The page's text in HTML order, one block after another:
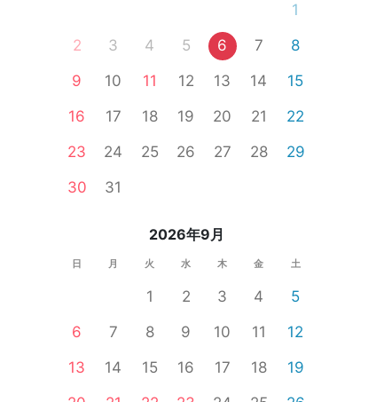
1
2
3 4 5 6 7
8
9
10 11 12 13 14
15
16
17 18 19 20 21
22
23
24 25 26 27 28
29
30
31
2026年9月
日 月 火 水 木 金 土
1 2 3 4
5
6
7 8 9 10 11
12
13
14 15 16 17 18
19